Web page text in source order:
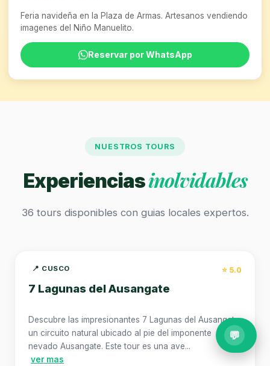
Feria navideña en la Plaza de Armas. Artesanos vendiendo
imagenes del Niño Manuelito.
Reservar por WhatsApp
NUESTROS TOURS
Experienciasinolvidables
36 tours disponibles con guias locales expertos.
📍 CUSCO
⏱️ 1 dia ⭐ 5.0
7 Lagunas del Ausangate
Descubre las impresionantes 7 Lagunas del Ausangate,
un circuito natural ubicado al pie del imponente
nevado Ausangate. Este tour es una ave...
ver mas
💬